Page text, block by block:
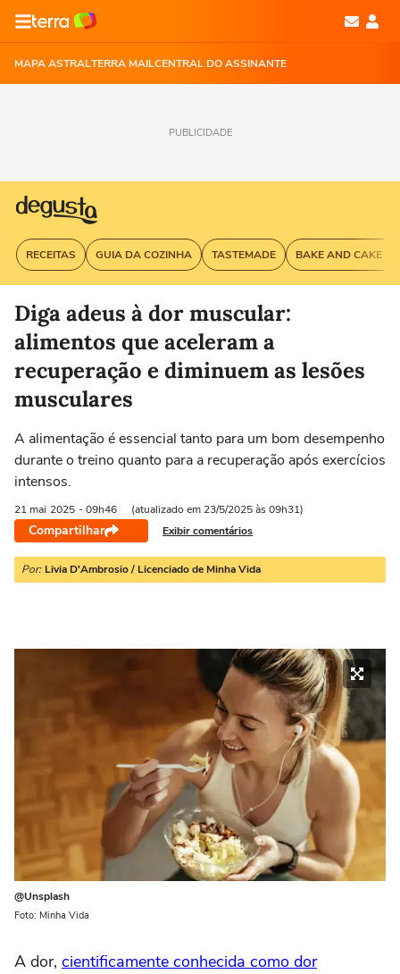
MAPA ASTRALTERRA MAILCENTRAL DO ASSINANTE
PUBLICIDADE
RECEITAS GUIA DA COZINHA TASTEMADE BAKE AND CAKE
Diga adeus à dor muscular:
alimentos que aceleram a
recuperação e diminuem as lesões
musculares
A alimentação é essencial tanto para um bom desempenho
durante o treino quanto para a recuperação após exercícios
intensos.
21 mai 2025 - 09h46 (atualizado em 23/5/2025 às 09h31)
Compartilhar Exibir comentários
Por: Livia D'Ambrosio / Licenciado de Minha Vida
@Unsplash
Foto: Minha Vida
A dor, cientificamente conhecida como dor